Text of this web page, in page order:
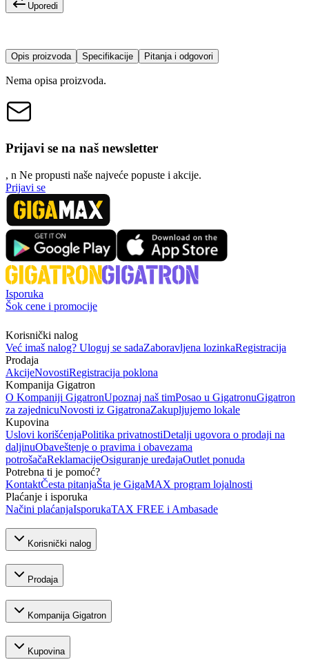
Uporedi
Opis proizvoda Specifikacije Pitanja i odgovori
Nema opisa proizvoda.
Prijavi se na naš newsletter
, n Ne propusti naše najveće popuste i akcije.
Prijavi se
Isporuka
Šok cene i promocije
Korisnički nalog
Već imaš nalog? Uloguj se sadaZaboravljena lozinkaRegistracija
Prodaja
AkcijeNovostiRegistracija poklona
Kompanija Gigatron
O Kompaniji GigatronUpoznaj naš timPosao u GigatronuGigatron
za zajednicuNovosti iz GigatronaZakupljujemo lokale
Kupovina
Uslovi korišćenjaPolitika privatnostiDetalji ugovora o prodaji na
daljinuObaveštenje o pravima i obavezama
potrošačaReklamacijeOsiguranje uređajaOutlet ponuda
Potrebna ti je pomoć?
KontaktČesta pitanjaŠta je GigaMAX program lojalnosti
Plaćanje i isporuka
Načini plaćanjaIsporukaTAX FREE i Ambasade
Korisnički nalog
Prodaja
Kompanija Gigatron
Kupovina